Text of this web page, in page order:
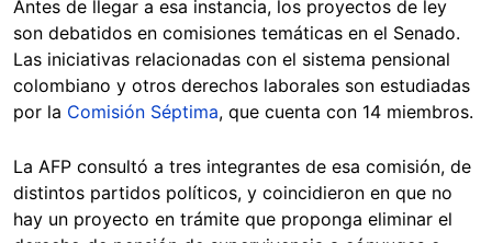
Antes de llegar a esa instancia, los proyectos de ley
son debatidos en comisiones temáticas en el Senado.
Las iniciativas relacionadas con el sistema pensional
colombiano y otros derechos laborales son estudiadas
por la Comisión Séptima, que cuenta con 14 miembros.
La AFP consultó a tres integrantes de esa comisión, de
distintos partidos políticos, y coincidieron en que no
hay un proyecto en trámite que proponga eliminar el